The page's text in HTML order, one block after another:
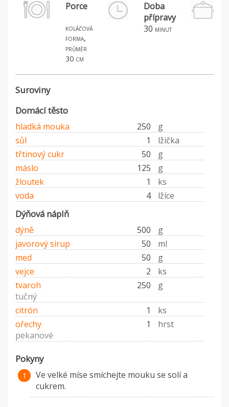
Porce
koláčová
forma,
průměr
30 cm
Doba
přípravy
30 minut
Suroviny
Domácí těsto
hladká mouka 250
g
sůl
1
lžička
třtinový cukr
50
g
máslo
125
g
žloutek
1
ks
voda
4 lžíce
Dýňová náplň
dýně 500
g
javorový sirup
50
ml
med
50
g
vejce
2
ks
tvaroh
250
g
tučný
citrón
1
ks
ořechy
1
hrst
pekanové
Pokyny
Ve velké míse smíchejte mouku se solí a
cukrem.